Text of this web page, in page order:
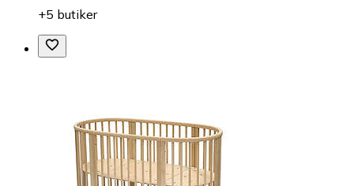
+5 butiker